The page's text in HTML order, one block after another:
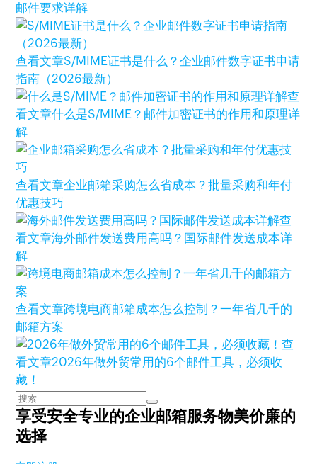
邮件要求详解
查看文章S/MIME证书是什么？企业邮件数字证书申请
指南（2026最新）
查
看文章什么是S/MIME？邮件加密证书的作用和原理详
解
查看文章企业邮箱采购怎么省成本？批量采购和年付
优惠技巧
查
看文章海外邮件发送费用高吗？国际邮件发送成本详
解
查看文章跨境电商邮箱成本怎么控制？一年省几千的
邮箱方案
查
看文章2026年做外贸常用的6个邮件工具，必须收
藏！
享受安全专业的企业邮箱服务物美价廉的
选择